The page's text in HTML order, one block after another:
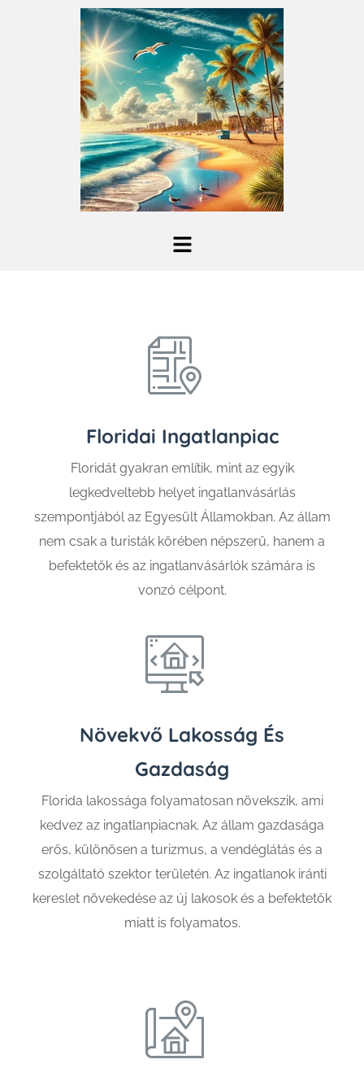
Floridai Ingatlanpiac
Floridát gyakran említik, mint az egyik
legkedveltebb helyet ingatlanvásárlás
szempontjából az Egyesült Államokban. Az állam
nem csak a turisták körében népszerű, hanem a
befektetők és az ingatlanvásárlók számára is
vonzó célpont.
Növekvő Lakosság És
Gazdaság
Florida lakossága folyamatosan növekszik, ami
kedvez az ingatlanpiacnak. Az állam gazdasága
erős, különösen a turizmus, a vendéglátás és a
szolgáltató szektor területén. Az ingatlanok iránti
kereslet növekedése az új lakosok és a befektetők
miatt is folyamatos.